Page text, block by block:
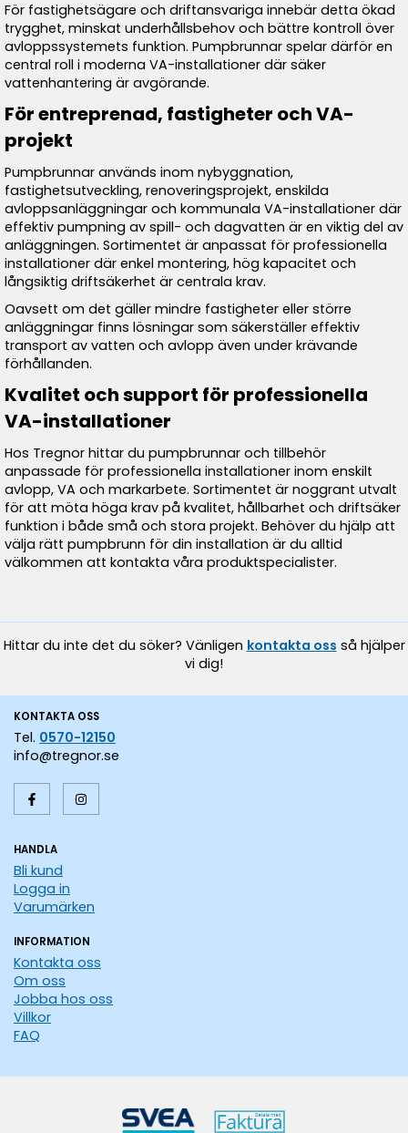
För fastighetsägare och driftansvariga innebär detta ökad
trygghet, minskat underhållsbehov och bättre kontroll över
avloppssystemets funktion. Pumpbrunnar spelar därför en
central roll i moderna VA-installationer där säker
vattenhantering är avgörande.
För entreprenad, fastigheter och VA-
projekt
Pumpbrunnar används inom nybyggnation,
fastighetsutveckling, renoveringsprojekt, enskilda
avloppsanläggningar och kommunala VA-installationer där
effektiv pumpning av spill- och dagvatten är en viktig del av
anläggningen. Sortimentet är anpassat för professionella
installationer där enkel montering, hög kapacitet och
långsiktig driftsäkerhet är centrala krav.
Oavsett om det gäller mindre fastigheter eller större
anläggningar finns lösningar som säkerställer effektiv
transport av vatten och avlopp även under krävande
förhållanden.
Kvalitet och support för professionella
VA-installationer
Hos Tregnor hittar du pumpbrunnar och tillbehör
anpassade för professionella installationer inom enskilt
avlopp, VA och markarbete. Sortimentet är noggrant utvalt
för att möta höga krav på kvalitet, hållbarhet och driftsäker
funktion i både små och stora projekt. Behöver du hjälp att
välja rätt pumpbrunn för din installation är du alltid
välkommen att kontakta våra produktspecialister.
Hittar du inte det du söker? Vänligen kontakta oss så hjälper
vi dig!
KONTAKTA OSS
Tel. 0570-12150
info@tregnor.se
HANDLA
Bli kund
Logga in
Varumärken
INFORMATION
Kontakta oss
Om oss
Jobba hos oss
Villkor
FAQ